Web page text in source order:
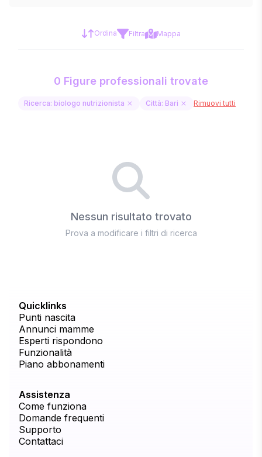
Ordina Filtra Mappa
0 Figure professionali trovate
Ricerca: biologo nutrizionista Città: Bari Rimuovi tutti
Nessun risultato trovato
Prova a modificare i filtri di ricerca
Quicklinks
Punti nascita
Annunci mamme
Esperti rispondono
Funzionalità
Piano abbonamenti
Assistenza
Come funziona
Domande frequenti
Supporto
Contattaci